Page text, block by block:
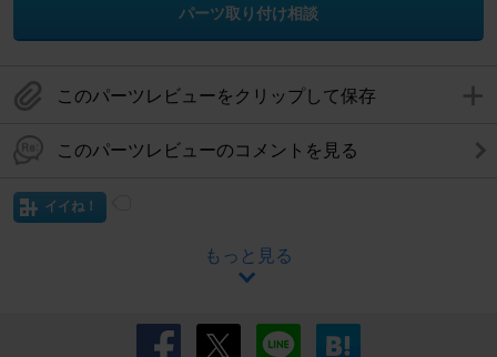
パーツ取り付け相談
このパーツレビューをクリップして保存
このパーツレビューのコメントを見る
イイね！
もっと見る